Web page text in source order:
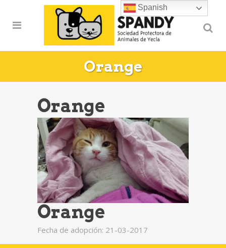
Orange
Orange
Orange
Fecha de adopción: 21-03-2017
Spanish